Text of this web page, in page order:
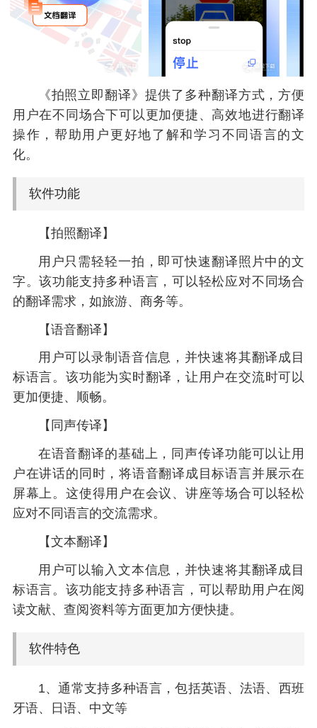
《拍照立即翻译》提供了多种翻译方式，方便
用户在不同场合下可以更加便捷、高效地进行翻译
操作，帮助用户更好地了解和学习不同语言的文
化。
软件功能
【拍照翻译】
用户只需轻轻一拍，即可快速翻译照片中的文
字。该功能支持多种语言，可以轻松应对不同场合
的翻译需求，如旅游、商务等。
【语音翻译】
用户可以录制语音信息，并快速将其翻译成目
标语言。该功能为实时翻译，让用户在交流时可以
更加便捷、顺畅。
【同声传译】
在语音翻译的基础上，同声传译功能可以让用
户在讲话的同时，将语音翻译成目标语言并展示在
屏幕上。这使得用户在会议、讲座等场合可以轻松
应对不同语言的交流需求。
【文本翻译】
用户可以输入文本信息，并快速将其翻译成目
标语言。该功能支持多种语言，可以帮助用户在阅
读文献、查阅资料等方面更加方便快捷。
软件特色
1、通常支持多种语言，包括英语、法语、西班
牙语、日语、中文等